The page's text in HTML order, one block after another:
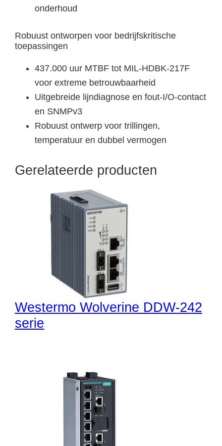
onderhoud
Robuust ontworpen voor bedrijfskritische
toepassingen
437.000 uur MTBF tot MIL-HDBK-217F
voor extreme betrouwbaarheid
Uitgebreide lijndiagnose en fout-I/O-contact
en SNMPv3
Robuust ontwerp voor trillingen,
temperatuur en dubbel vermogen
Gerelateerde producten
Westermo Wolverine DDW-242
serie